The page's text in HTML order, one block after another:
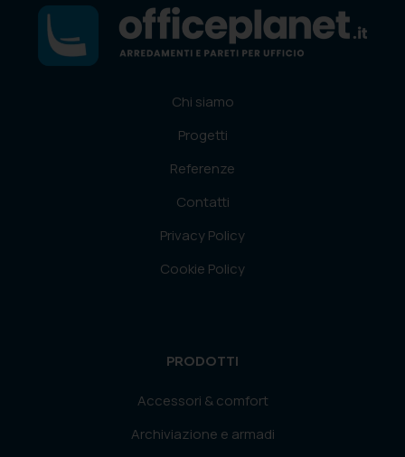
Chi siamo
Progetti
Referenze
Contatti
Privacy Policy
Cookie Policy
PRODOTTI
Accessori & comfort
Archiviazione e armadi